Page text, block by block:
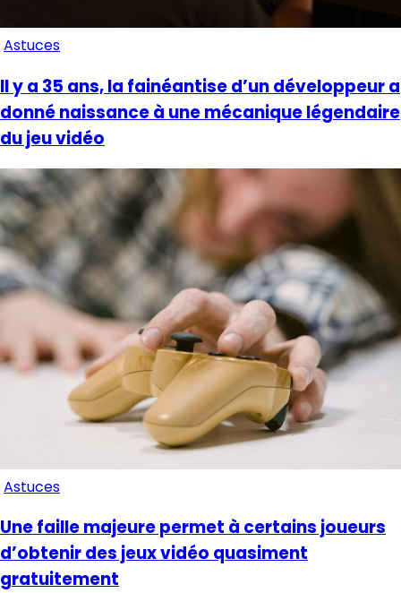
Astuces
Il y a 35 ans, la fainéantise d’un développeur a
donné naissance à une mécanique légendaire
du jeu vidéo
Astuces
Une faille majeure permet à certains joueurs
d’obtenir des jeux vidéo quasiment
gratuitement